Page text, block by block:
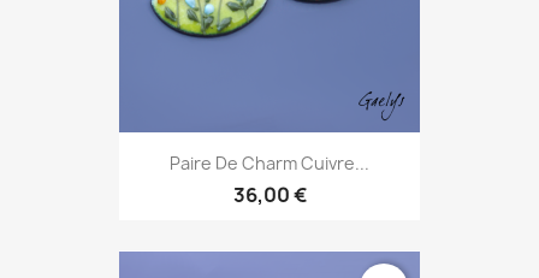
Paire De Charm Cuivre...
36,00 €